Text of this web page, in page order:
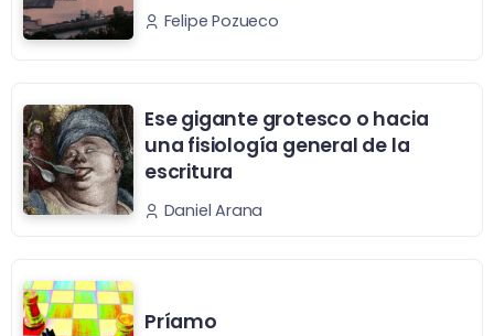
Felipe Pozueco
Ese gigante grotesco o hacia
una fisiología general de la
escritura
Daniel Arana
Príamo